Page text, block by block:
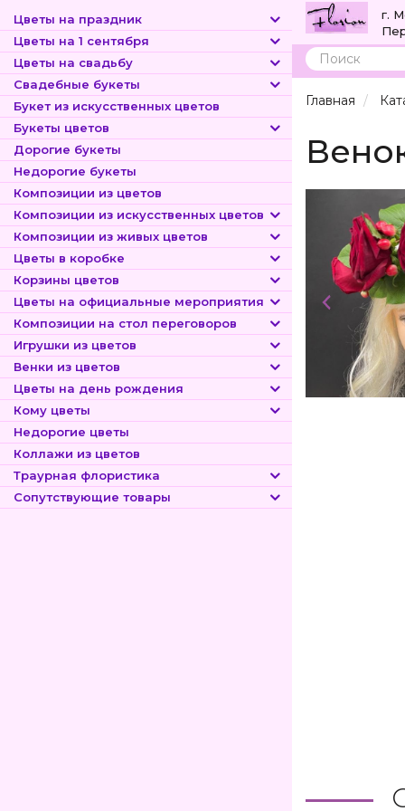
Цветы на праздник
Цветы на 1 сентября
Цветы на свадьбу
Свадебные букеты
Букет из искусственных цветов
Букеты цветов
Дорогие букеты
Недорогие букеты
Композиции из цветов
Композиции из искусственных цветов
Композиции из живых цветов
Цветы в коробке
Корзины цветов
Цветы на официальные мероприятия
Композиции на стол переговоров
Игрушки из цветов
Венки из цветов
Цветы на день рождения
Кому цветы
Недорогие цветы
Коллажи из цветов
Траурная флористика
Сопутствующие товары
г.
Поиск
Главная